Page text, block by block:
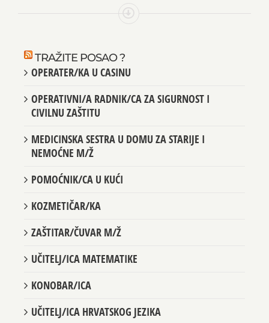
TRAŽITE POSAO ?
OPERATER/KA U CASINU
OPERATIVNI/A RADNIK/CA ZA SIGURNOST I
CIVILNU ZAŠTITU
MEDICINSKA SESTRA U DOMU ZA STARIJE I
NEMOĆNE M/Ž
POMOĆNIK/CA U KUĆI
KOZMETIČAR/KA
ZAŠTITAR/ČUVAR M/Ž
UČITELJ/ICA MATEMATIKE
KONOBAR/ICA
UČITELJ/ICA HRVATSKOG JEZIKA